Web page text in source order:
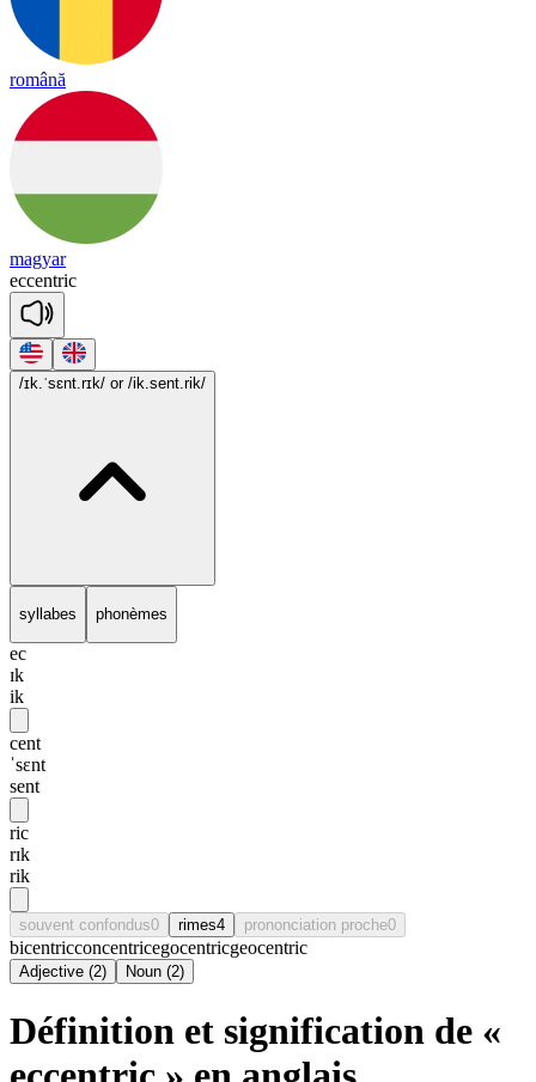
română
magyar
eccentric
/ɪk.ˈsɛnt.rɪk/ or /ik.sent.rik/
syllabes phonèmes
ec
ɪk
ik
cent
ˈsɛnt
sent
ric
rɪk
rik
souvent confondus0 rimes4 prononciation proche0
bicentricconcentricegocentricgeocentric
Adjective (2) Noun (2)
Définition et signification de «